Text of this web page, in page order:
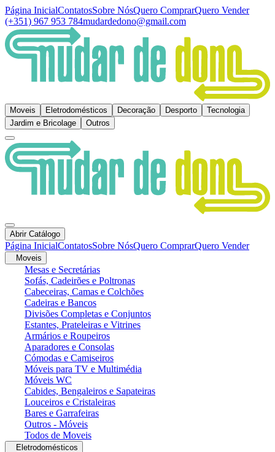
Página InicialContatosSobre NósQuero ComprarQuero Vender
(+351) 967 953 784mudardedono@gmail.com
Moveis Eletrodomésticos Decoração Desporto
Tecnologia
Jardim e Bricolage
Outros
Abrir Catálogo
Página InicialContatosSobre NósQuero ComprarQuero Vender
Moveis
Mesas e Secretárias
Sofás, Cadeirões e Poltronas
Cabeceiras, Camas e Colchões
Cadeiras e Bancos
Divisões Completas e Conjuntos
Estantes, Prateleiras e Vitrines
Armários e Roupeiros
Aparadores e Consolas
Cómodas e Camiseiros
Móveis para TV e Multimédia
Móveis WC
Cabides, Bengaleiros e Sapateiras
Louceiros e Cristaleiras
Bares e Garrafeiras
Outros - Móveis
Todos de Moveis
Eletrodomésticos